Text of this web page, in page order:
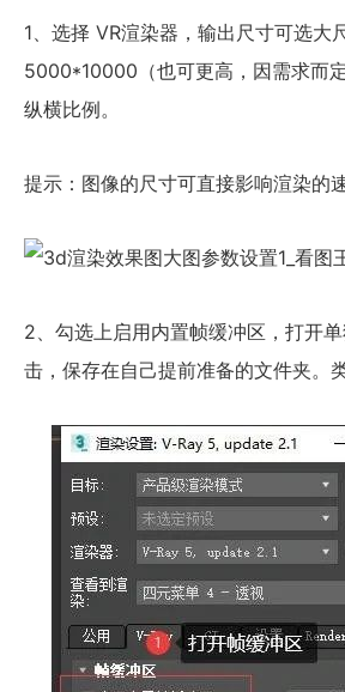
1、选择 VR渲染器，输出尺寸可选大
5000*10000（也可更高，因需求而
纵横比例。
提示：图像的尺寸可直接影响渲染的速
2、勾选上启用内置帧缓冲区，打开
击，保存在自己提前准备的文件夹。